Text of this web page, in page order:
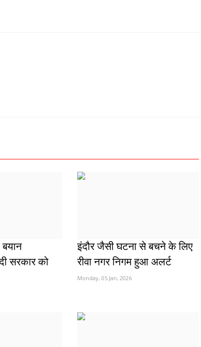
सरकार को
इंदौर जैसी घटना से बचने के लिए
रीवा नगर निगम हुआ अलर्ट
Monday, 05 Jan, 2026